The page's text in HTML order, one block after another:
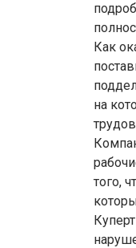
Как
на
того,